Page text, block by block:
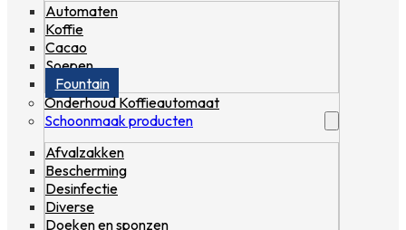
Automaten
Koffie
Cacao
Soepen
Fountain
Onderhoud Koffieautomaat
Schoonmaak producten
Afvalzakken
Bescherming
Desinfectie
Diverse
Doeken en sponzen